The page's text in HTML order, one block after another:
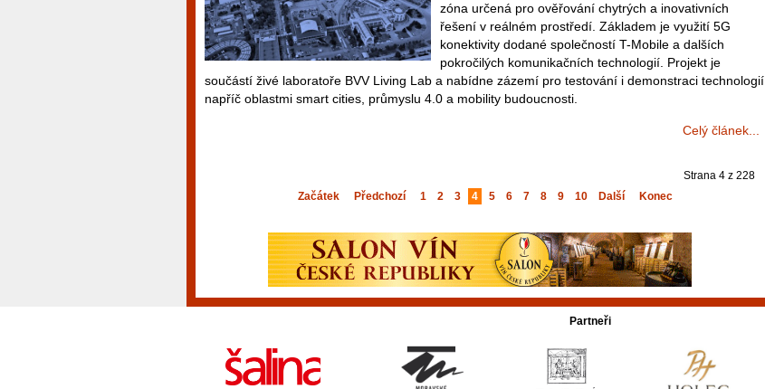
zóna určená pro ověřování chytrých a inovativních
řešení v reálném prostředí. Základem je využití 5G
konektivity dodané společností T-Mobile a dalších
pokročilých komunikačních technologií. Projekt je
součástí živé laboratoře BVV Living Lab a nabídne zázemí pro testování i demonstraci technologií
napříč oblastmi smart cities, průmyslu 4.0 a mobility budoucnosti.
Celý článek...
Strana 4 z 228
Začátek
Předchozí 1 2 3 4 5 6 7 8 9 10 Další Konec
Partneři